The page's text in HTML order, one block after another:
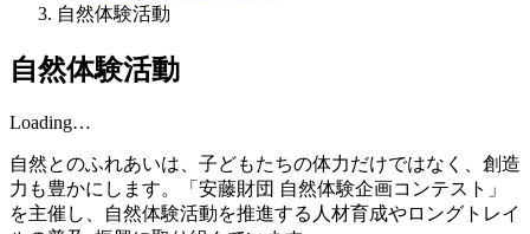
自然体験活動
自然体験活動
Loading…
自然とのふれあいは、子どもたちの体力だけではなく、創造
力も豊かにします。「安藤財団 自然体験企画コンテスト」
を主催し、自然体験活動を推進する人材育成やロングトレイ